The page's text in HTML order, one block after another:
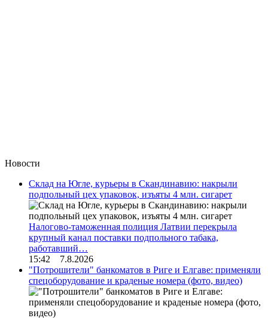
Новости
Склад на Югле, курьеры в Скандинавию: накрыли
подпольный цех упаковок, изъяты 4 млн. сигарет
Налогово-таможенная полиция Латвии перекрыла
крупный канал поставки подпольного табака,
работавший…
15:42 7.8.2026
"Потрошители" банкоматов в Риге и Елгаве: применяли
спецоборудование и краденые номера (фото, видео)